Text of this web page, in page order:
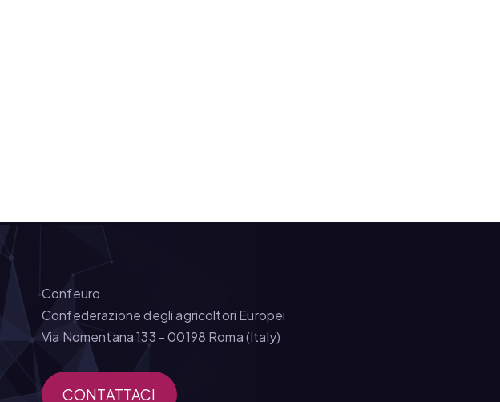
Confeuro
Confederazione degli agricoltori Europei
Via Nomentana 133 - 00198 Roma (Italy)
CONTATTACI